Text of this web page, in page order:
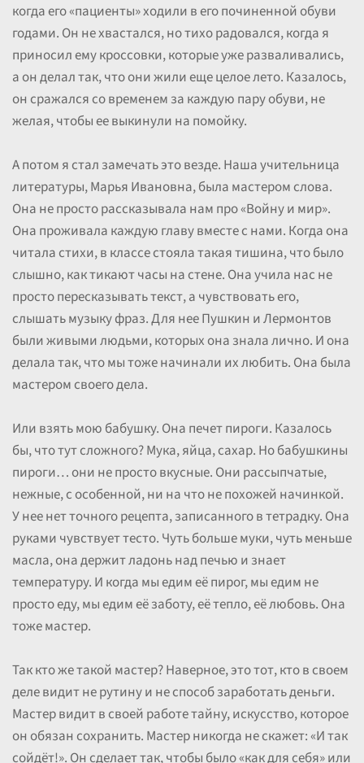
когда его «пациенты» ходили в его починенной обуви
годами. Он не хвастался, но тихо радовался, когда я
приносил ему кроссовки, которые уже разваливались,
а он делал так, что они жили еще целое лето. Казалось,
он сражался со временем за каждую пару обуви, не
желая, чтобы ее выкинули на помойку.
А потом я стал замечать это везде. Наша учительница
литературы, Марья Ивановна, была мастером слова.
Она не просто рассказывала нам про «Войну и мир».
Она проживала каждую главу вместе с нами. Когда она
читала стихи, в классе стояла такая тишина, что было
слышно, как тикают часы на стене. Она учила нас не
просто пересказывать текст, а чувствовать его,
слышать музыку фраз. Для нее Пушкин и Лермонтов
были живыми людьми, которых она знала лично. И она
делала так, что мы тоже начинали их любить. Она была
мастером своего дела.
Или взять мою бабушку. Она печет пироги. Казалось
бы, что тут сложного? Мука, яйца, сахар. Но бабушкины
пироги… они не просто вкусные. Они рассыпчатые,
нежные, с особенной, ни на что не похожей начинкой.
У нее нет точного рецепта, записанного в тетрадку. Она
руками чувствует тесто. Чуть больше муки, чуть меньше
масла, она держит ладонь над печью и знает
температуру. И когда мы едим её пирог, мы едим не
просто еду, мы едим её заботу, её тепло, её любовь. Она
тоже мастер.
Так кто же такой мастер? Наверное, это тот, кто в своем
деле видит не рутину и не способ заработать деньги.
Мастер видит в своей работе тайну, искусство, которое
он обязан сохранить. Мастер никогда не скажет: «И так
сойдёт!». Он сделает так, чтобы было «как для себя» или